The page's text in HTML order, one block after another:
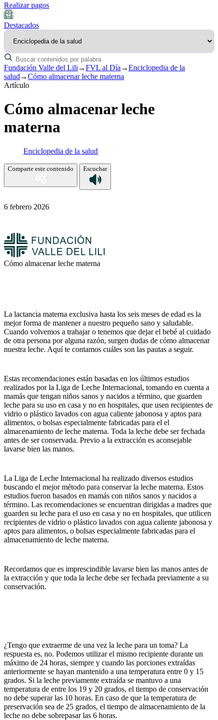
Realizar pagos
Destacados
Fundación Valle del Lili →FVL al Día →Enciclopedia de la
salud →Cómo almacenar leche materna
Artículo
Cómo almacenar leche
materna
Enciclopedia de la salud
Comparte este contenido Escuchar
6 febrero 2026
Cómo almacenar leche materna
La lactancia materna exclusiva hasta los seis meses de edad es la
mejor forma de mantener a nuestro pequeño sano y saludable.
Cuando volvemos a trabajar o tenemos que dejar el bebé al cuidado
de otra persona por alguna razón, surgen dudas de cómo almacenar
nuestra leche. Aquí te contamos cuáles son las pautas a seguir.
Estas recomendaciones están basadas en los últimos estudios
realizados por la Liga de Leche Internacional, tomando en cuenta a
mamás que tengan niños sanos y nacidos a término, que guarden
leche para su uso en casa y no en hospitales, que usen recipientes de
vidrio o plástico lavados con agua caliente jabonosa y aptos para
alimentos, o bolsas especialmente fabricadas para el el
almacenamiento de leche materna. Toda la leche debe ser fechada
antes de ser conservada. Previo a la extracción es aconsejable
lavarse bien las manos.
La Liga de Leche Internacional ha realizado diversos estudios
buscando el mejor método para conservar la leche materna. Estos
estudios fueron basados en mamás con niños sanos y nacidos a
término. Las recomendaciones se encuentran dirigidas a madres que
guarden su leche para el uso en casa y no en hospitales, que utilicen
recipientes de vidrio o plástico lavados con agua caliente jabonosa y
aptos para alimentos, o bolsas especialmente fabricadas para el
almacenamiento de leche materna.
Recordamos que es imprescindible lavarse bien las manos antes de
la extracción y que toda la leche debe ser fechada previamente a su
conservación.
¿Tengo que extraerme de una vez la leche para un toma? La
respuesta es, no. Podemos utilizar el mismo recipiente durante un
máximo de 24 horas, siempre y cuando las porciones extraídas
anteriormente se hayan mantenido a una temperatura entre 0 y 15
grados. Si la leche previamente extraída se mantuvo a una
temperatura de entre los 19 y 20 grados, el tiempo de conservación
no debe superar las 10 horas. En caso de que la temperatura de
preservación sea de 25 grados, el tiempo de almacenamiento de la
leche no debe sobrepasar las 6 horas.